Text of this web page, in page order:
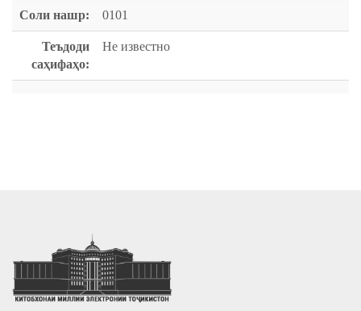
Соли нашр: 0101
Теъдоди
саҳифаҳо:
Не известно